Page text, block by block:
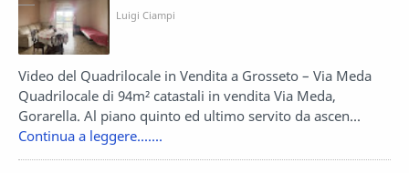
Luigi Ciampi
Video del Quadrilocale in Vendita a Grosseto – Via Meda
Quadrilocale di 94m² catastali in vendita Via Meda,
Gorarella. Al piano quinto ed ultimo servito da ascen...
Continua a leggere.......